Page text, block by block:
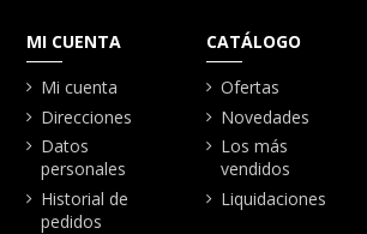
MI CUENTA
Mi cuenta
Direcciones
Datos
personales
Historial de
pedidos
CATÁLOGO
Ofertas
Novedades
Los más
vendidos
Liquidaciones